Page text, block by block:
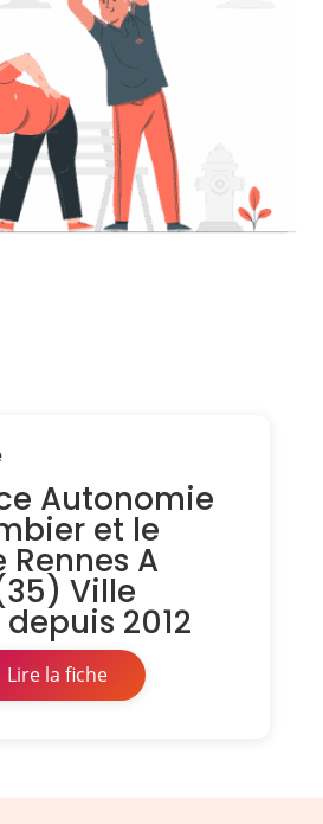
Autonomie
et le
Rennes A
Ville
2012
Lire la fiche